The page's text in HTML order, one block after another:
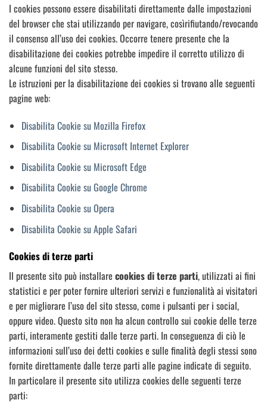
I cookies possono essere disabilitati direttamente dalle impostazioni
del browser che stai utilizzando per navigare, cosìrifiutando/revocando
il consenso all’uso dei cookies. Occorre tenere presente che la
disabilitazione dei cookies potrebbe impedire il corretto utilizzo di
alcune funzioni del sito stesso.
Le istruzioni per la disabilitazione dei cookies si trovano alle seguenti
pagine web:
Disabilita Cookie su Mozilla Firefox
Disabilita Cookie su Microsoft Internet Explorer
Disabilita Cookie su Microsoft Edge
Disabilita Cookie su Google Chrome
Disabilita Cookie su Opera
Disabilita Cookie su Apple Safari
Cookies di terze parti
Il presente sito può installare cookies di terze parti, utilizzati ai fini
statistici e per poter fornire ulteriori servizi e funzionalità ai visitatori
e per migliorare l’uso del sito stesso, come i pulsanti per i social,
oppure video. Questo sito non ha alcun controllo sui cookie delle terze
parti, interamente gestiti dalle terze parti. In conseguenza di ciò le
informazioni sull’uso dei detti cookies e sulle finalità degli stessi sono
fornite direttamente dalle terze parti alle pagine indicate di seguito.
In particolare il presente sito utilizza cookies delle seguenti terze
parti: